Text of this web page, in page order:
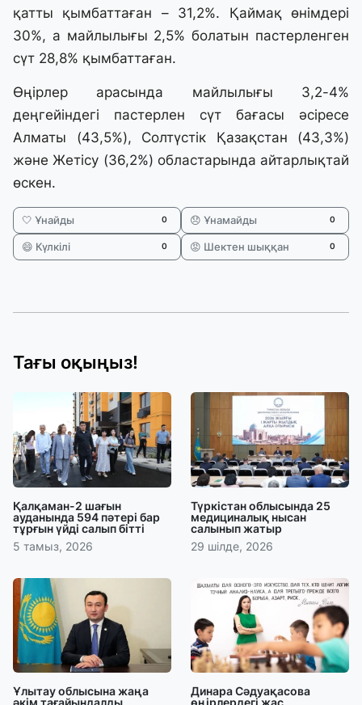
қатты қымбаттаған – 31,2%. Қаймақ өнімдері
30%, а майлылығы 2,5% болатын пастерленген
сүт 28,8% қымбаттаған.
Өңірлер арасында майлылығы 3,2-4%
деңгейіндегі пастерлен сүт бағасы әсіресе
Алматы (43,5%), Солтүстік Қазақстан (43,3%)
және Жетісу (36,2%) областарында айтарлықтай
өскен.
🤍 Ұнайды 0 😞 Ұнамайды 0
😄 Күлкілі 0 😡 Шектен шыққан 0
Тағы оқыңыз!
Қалқаман-2 шағын
ауданында 594 пәтері бар
тұрғын үйді салып бітті
5 тамыз, 2026
Түркістан облысында 25
медициналық нысан
салынып жатыр
29 шілде, 2026
Ұлытау облысына жаңа
Динара Сәдуақасова